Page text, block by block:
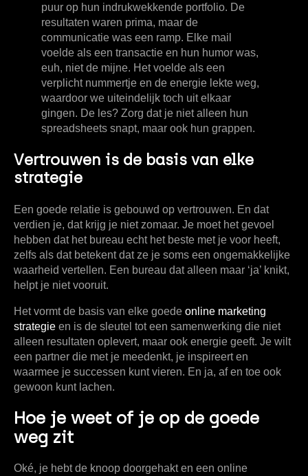
puur op hun indrukwekkende portfolio. De
resultaten waren prima, maar de
communicatie was een ramp. Elke mail
voelde als een transactie en hun humor was,
euh, niet de mijne. Het voelde als een
verplicht nummertje en de energie lekte weg,
waardoor we uiteindelijk toch uit elkaar
gingen. De les? Zorg dat je niet alleen hun
spreadsheets snapt, maar ook hun grappen.
Vertrouwen is de basis van elke
strategie
Een goede relatie is gebouwd op vertrouwen. En dat
verdien je, dat krijg je niet zomaar. Je moet het gevoel
hebben dat het bureau echt het beste met je voor heeft,
zelfs als dat betekent dat ze je soms een ongemakkelijke
waarheid vertellen. Een bureau dat alleen maar ‘ja’ knikt,
helpt je niet vooruit.
Het vormt de basis van elke goede online marketing
strategie en is de sleutel tot een samenwerking die niet
alleen resultaten oplevert, maar ook energie geeft. Je wilt
een partner die met je meedenkt, je inspireert en
waarmee je successen kunt vieren. En ja, af en toe ook
gewoon kunt lachen.
Hoe je weet of je op de goede
weg zit
Oké, je hebt de knoop doorgehakt en een online